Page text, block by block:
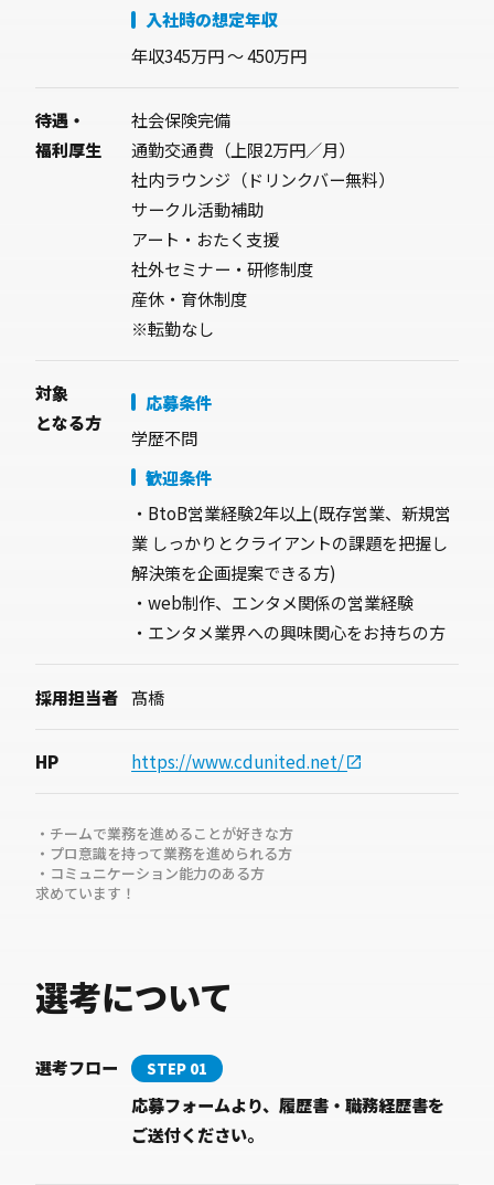
入社時の想定年収
年収345万円 〜 450万円
待遇・
福利厚生
社会保険完備
通勤交通費（上限2万円／月）
社内ラウンジ（ドリンクバー無料）
サークル活動補助
アート・おたく支援
社外セミナー・研修制度
産休・育休制度
※転勤なし
対象
となる方
応募条件
学歴不問
歓迎条件
・BtoB営業経験2年以上(既存営業、新規営
業 しっかりとクライアントの課題を把握し
解決策を企画提案できる方)
・web制作、エンタメ関係の営業経験
・エンタメ業界への興味関心をお持ちの方
採用担当者 髙橋
HP https://www.cdunited.net/
・チームで業務を進めることが好きな方
・プロ意識を持って業務を進められる方
・コミュニケーション能力のある方
求めています！
選考について
選考フロー STEP 01
応募フォームより、履歴書・職務経歴書を
ご送付ください。